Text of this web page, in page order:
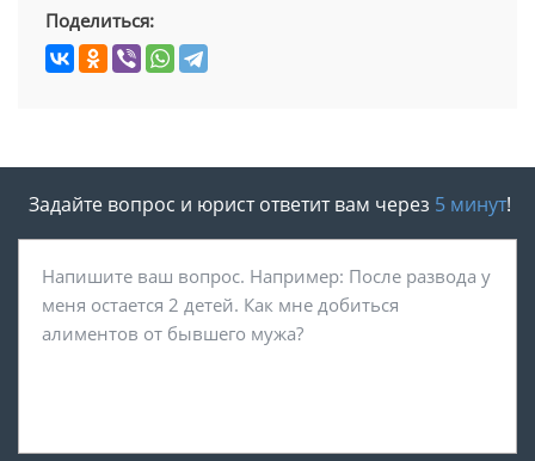
Поделиться:
Задайте вопрос и юрист ответит вам через 5 минут!